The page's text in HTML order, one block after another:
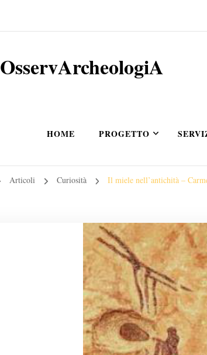
OsservArcheologiA
HOME PROGETTO
Articoli Curiosità Il miele nell’antichità –